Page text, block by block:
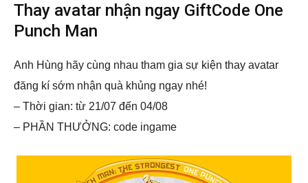
Thay avatar nhận ngay GiftCode One
Punch Man
Anh Hùng hãy cùng nhau tham gia sự kiện thay avatar
đăng kí sớm nhận quà khủng ngay nhé!
– Thời gian: từ 21/07 đến 04/08
– PHẦN THƯỞNG: code ingame